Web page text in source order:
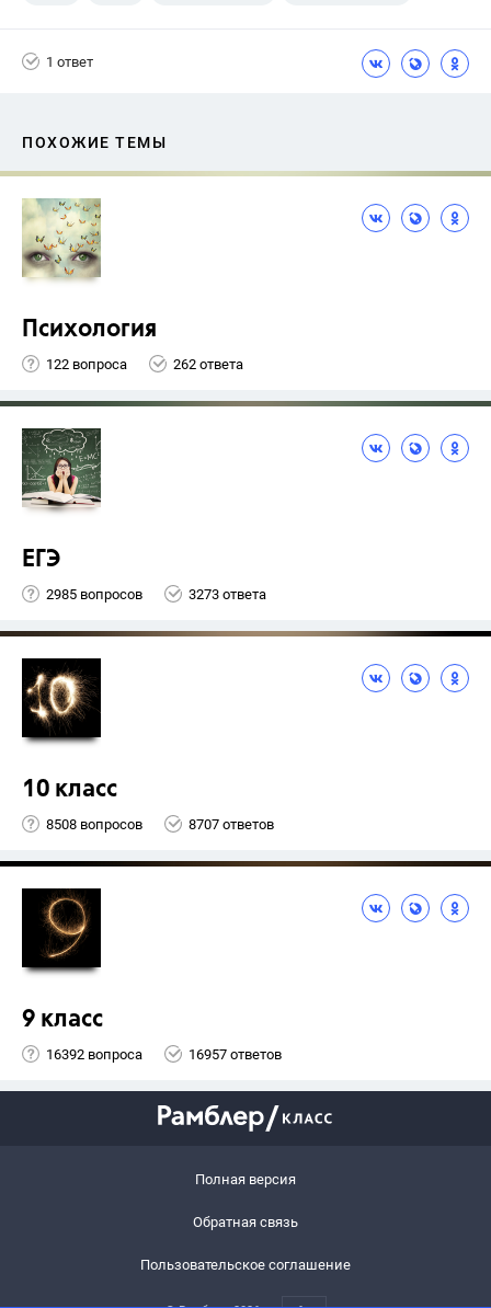
1 ответ
ПОХОЖИЕ ТЕМЫ
Психология
122 вопроса 262 ответа
ЕГЭ
2985 вопросов 3273 ответа
10 класс
8508 вопросов 8707 ответов
9 класс
16392 вопроса 16957 ответов
Полная версия
Обратная связь
Пользовательское соглашение